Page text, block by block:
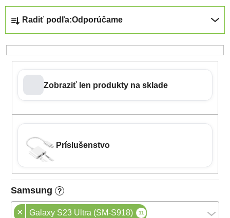
Radiť podľa:Odporúčame
Zobraziť len produkty na sklade
Príslušenstvo
Samsung ?
× Galaxy S23 Ultra (SM-S918) 11